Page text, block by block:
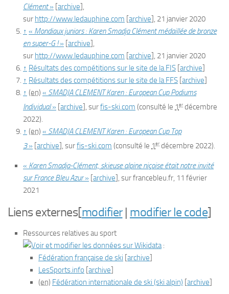
Clément» [archive],
sur http://www.ledauphine.com [archive], 21 janvier 2020
↑ « Mondiaux juniors : Karen Smadja Clément médaillée de bronze
en super-G !» [archive],
sur http://www.ledauphine.com [archive], 21 janvier 2020
↑ Résultats des compétitions sur le site de la FIS [archive]
↑ Résultats des compétitions sur le site de la FFS [archive]
↑ (en) « SMADJA CLEMENT Karen : European Cup Podiums
Individual» [archive], surfis-ski.com (consulté le 1er décembre
2022).
↑ (en) « SMADJA CLEMENT Karen : European Cup Top
3» [archive], surfis-ski.com (consulté le 1er décembre 2022).
« Karen Smadja-Clément, skieuse alpine niçoise était notre invité
sur France Bleu Azur» [archive], surfrancebleu.fr, 11 février
2021
Liens externes[modifier| modifier le code]
Ressources relatives au sport
:
Fédération française de ski [archive]
LesSports.info [archive]
(en) Fédération internationale de ski (ski alpin) [archive]